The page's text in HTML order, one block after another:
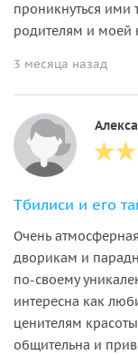
проникнуться
родителям и моей
3 месяца назад
Тбилиси и его
Очень
дворикам и
по-своему
интересна как
ценителям
общительна и